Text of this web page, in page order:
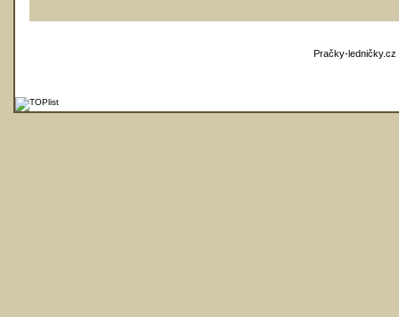
Pračky-ledničky.cz